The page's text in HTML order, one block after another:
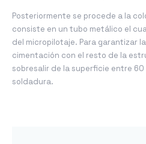
Posteriormente se procede a la
consiste en un tubo metálico el
del micropilotaje. Para garantizar
cimentación con el resto de la
sobresalir de la superficie entre
soldadura.